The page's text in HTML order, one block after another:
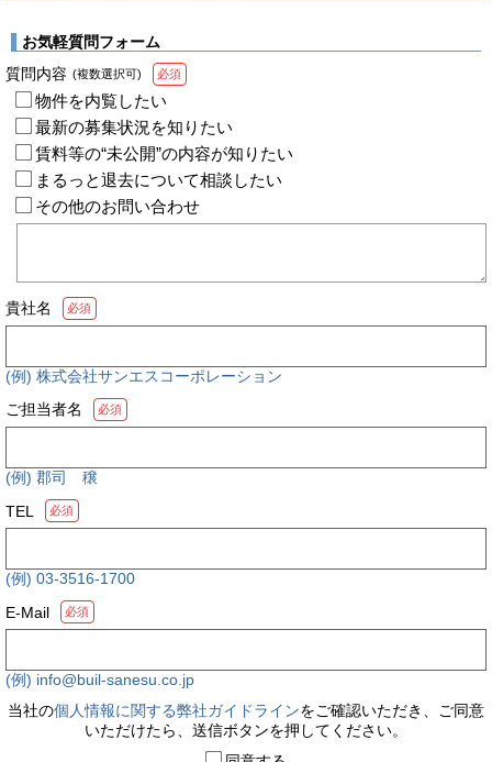
お気軽質問フォーム
質問内容 (複数選択可) 必須
物件を内覧したい
最新の募集状況を知りたい
賃料等の“未公開”の内容が知りたい
まるっと退去について相談したい
その他のお問い合わせ
貴社名 必須
(例) 株式会社サンエスコーポレーション
ご担当者名
必須
(例) 郡司 穣
TEL
必須
(例) 03-3516-1700
E-Mail
必須
(例) info@buil-sanesu.co.jp
当社の個人情報に関する弊社ガイドラインをご確認いただき、ご同意
いただけたら、送信ボタンを押してください。